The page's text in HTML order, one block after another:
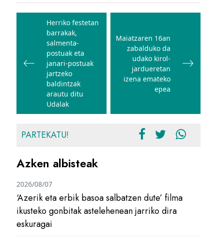
Bidalketetan
zehar
nabigatu
Herriko festetan
barrakak,
salmenta-
postuak eta
janari-postuak
jartzeko
baldintzak
arautu ditu
Udalak
Maiatzaren 16an
zabalduko da
udako kirol-
jardueretan
izena emateko
epea
PARTEKATU!
Azken albisteak
‘Azerik eta erbik basoa salbatzen dute’ filma
ikusteko gonbitak astelehenean jarriko dira
eskuragai
2026/08/07